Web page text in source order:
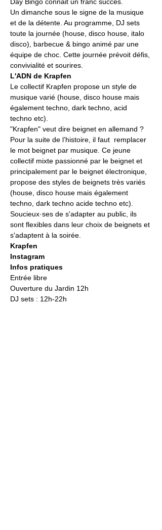
Un dimanche sous le signe de la musique
et de la détente. Au programme, DJ sets
toute la journée (house, disco house, italo
disco), barbecue & bingo animé par une
équipe de choc. Cette journée prévoit défis,
convivialité et sourires.
L'ADN de Krapfen
Le collectif Krapfen propose un style de
musique varié (house, disco house mais
également techno, dark techno, acid
techno etc).
"Krapfen" veut dire beignet en allemand ?
Pour la suite de l’histoire, il faut  remplacer
le mot beignet par musique. Ce jeune
collectif mixte passionné par le beignet et
principalement par le beignet électronique,
propose des styles de beignets très variés
(house, disco house mais également
techno, dark techno acide techno etc).
Soucieux·ses de s'adapter au public, ils
sont flexibles dans leur choix de beignets et
s'adaptent à la soirée.
Krapfen
Instagram
Infos pratiques
Entrée libre
Ouverture du Jardin 12h
DJ sets : 12h-22h